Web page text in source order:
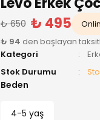
₺ 650 ₺ 495
₺ 94 den başlayan
Kategori
Stok Durumu
Beden
4-5 yaş